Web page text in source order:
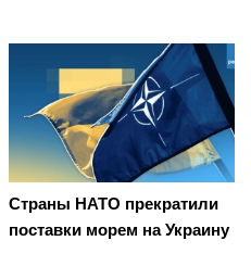
Страны НАТО прекратили
поставки морем на Украину